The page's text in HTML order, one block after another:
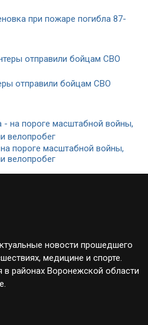
при пожаре погибла 87-
отправили бойцам СВО
пороге масштабной войны,
велопробег
новости прошедшего
медицине и спорте.
районах Воронежской области